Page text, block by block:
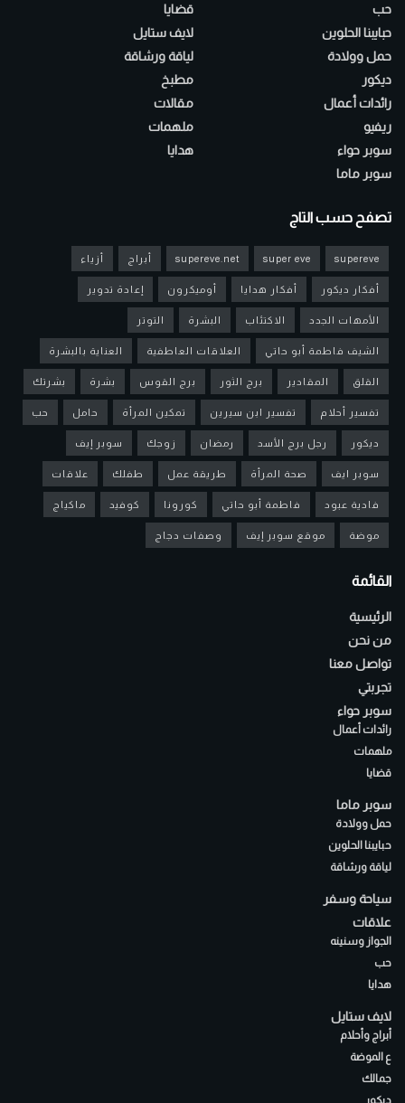
حب
حبايبنا الحلوين
حمل وولادة
ديكور
رائدات أعمال
ريفيو
سوبر حواء
سوبر ماما
قضايا
لايف ستايل
لياقة ورشاقة
مطبخ
مقالات
ملهمات
هدايا
تصفح حسب التاج
supereve
super eve
supereve.net أبراج أزياء
أفكار ديكور أفكار هدايا أوميكرون إعادة تدوير
الأمهات الجدد الاكتئاب البشرة التوتر
الشيف فاطمة أبو حاتي العلاقات العاطفية العناية بالبشرة
القلق المقادير برج الثور برج القوس بشرة بشرتك
تفسير أحلام تفسير ابن سيرين تمكين المرأة حامل حب
ديكور رجل برج الأسد رمضان زوجك سوبر إيف
سوبر ايف صحة المرأة طريقة عمل طفلك علاقات
فادية عبود فاطمة أبو حاتي كورونا كوفيد ماكياج
موضة موقع سوبر إيف وصفات دجاج
القائمة
الرئيسية
من نحن
تواصل معنا
تجربتي
سوبر حواء
رائدات أعمال
ملهمات
قضايا
سوبر ماما
حمل وولادة
حبايبنا الحلوين
لياقة ورشاقة
سياحة وسفر
علاقات
الجواز وسنينه
حب
هدايا
لايف ستايل
أبراج وأحلام
ع الموضة
جمالك
ديكور